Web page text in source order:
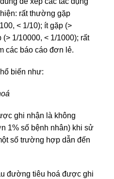
rất thường gặp
< 1/10); ít gặp (>
1/10000, < 1/1000); rất
các báo cáo đơn lẻ.
biến như:
ghi nhận là không
1% số bệnh nhân) khi sử
số trường hợp dẫn đến
đường tiêu hoá được ghi